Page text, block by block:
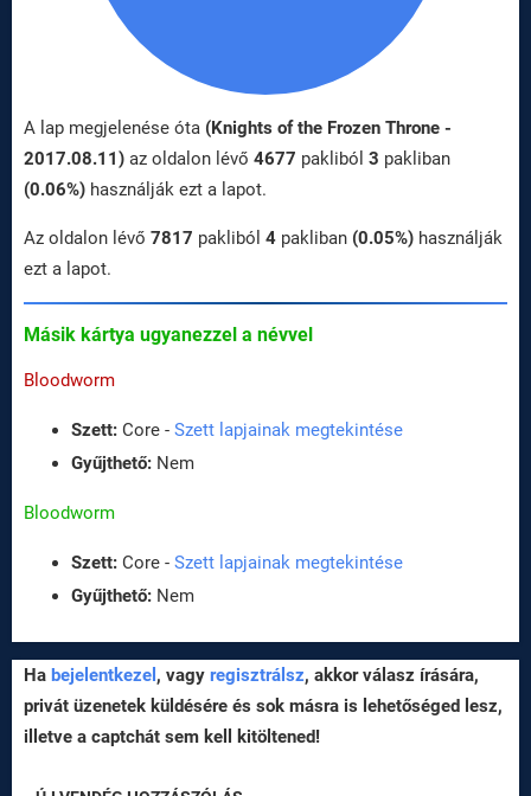
A lap megjelenése óta (Knights of the Frozen Throne -
2017.08.11) az oldalon lévő 4677 pakliból 3 pakliban
(0.06%) használják ezt a lapot.
Az oldalon lévő 7817 pakliból 4 pakliban (0.05%) használják
ezt a lapot.
Másik kártya ugyanezzel a névvel
Bloodworm
Szett: Core - Szett lapjainak megtekintése
Gyűjthető: Nem
Bloodworm
Szett: Core - Szett lapjainak megtekintése
Gyűjthető: Nem
Ha bejelentkezel , vagy regisztrálsz, akkor válasz írására,
privát üzenetek küldésére és sok másra is lehetőséged lesz,
illetve a captchát sem kell kitöltened!